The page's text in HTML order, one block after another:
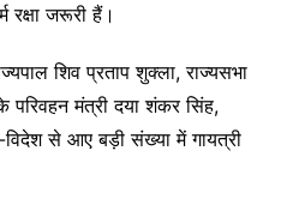
रक्षा जरूरी हैं।
शिव प्रताप शुक्ला, राज्यसभा
मंत्री दया शंकर सिंह,
से आए बड़ी संख्या में गायत्री